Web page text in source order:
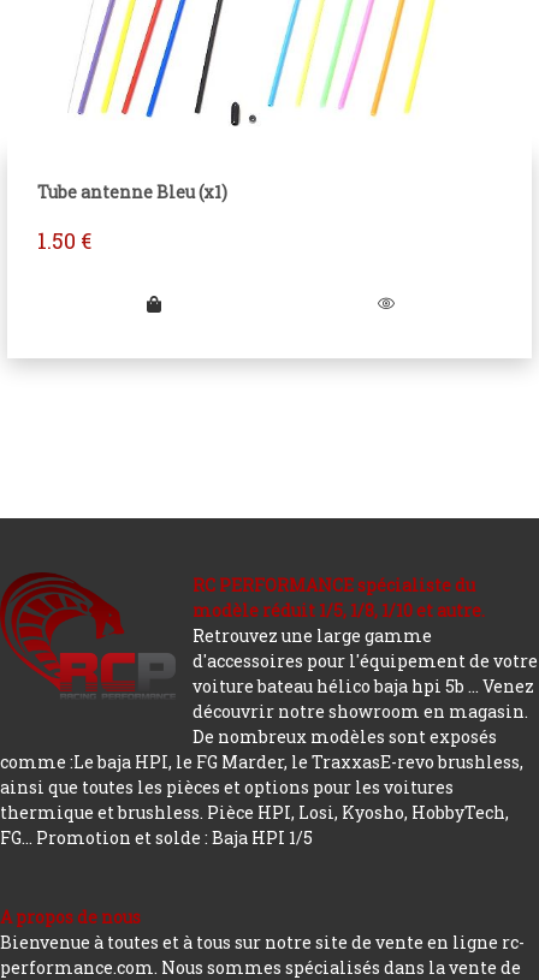
Tube antenne Bleu (x1)
1.50 €
RC PERFORMANCE spécialiste du
modèle réduit 1/5, 1/8, 1/10 et autre.
Retrouvez une large gamme
d'accessoires pour l'équipement de votre
voiture bateau hélico baja hpi 5b ... Venez
découvrir notre showroom en magasin.
De nombreux modèles sont exposés
comme :Le baja HPI, le FG Marder, le TraxxasE-revo brushless,
ainsi que toutes les pièces et options pour les voitures
thermique et brushless. Pièce HPI, Losi, Kyosho, HobbyTech,
FG... Promotion et solde : Baja HPI 1/5
A propos de nous
Bienvenue à toutes et à tous sur notre site de vente en ligne rc-
performance.com. Nous sommes spécialisés dans la vente de